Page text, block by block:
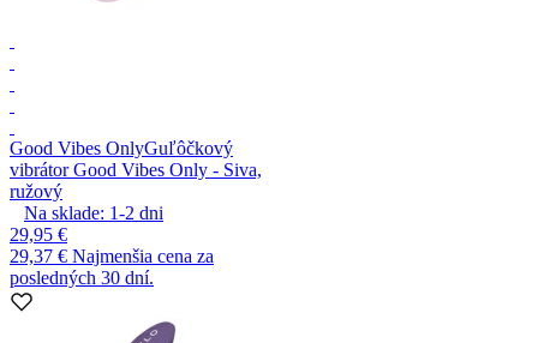
Good Vibes OnlyGuľôčkový
vibrátor Good Vibes Only - Siva,
ružový
Na sklade: 1-2 dni
29,95 €
29,37 € Najmenšia cena za
posledných 30 dní.